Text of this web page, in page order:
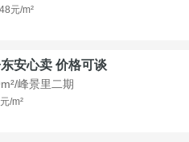
元/m²
安心卖 价格可谈
峰景里二期
/m²